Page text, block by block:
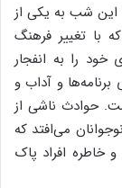
شب به یکی از
با تغییر فرهنگ
را به انفجار
و آداب و
حوادث ناشی از
می‌افتد که
خاطره افراد پاک